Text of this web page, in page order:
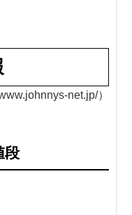
net.jp/）
段